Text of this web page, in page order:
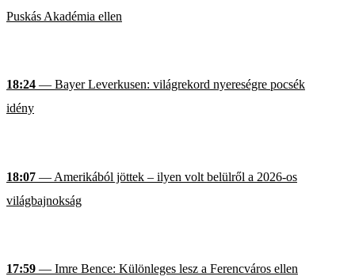
Puskás Akadémia ellen
18:24 — Bayer Leverkusen: világrekord nyereségre pocsék
idény
18:07 — Amerikából jöttek – ilyen volt belülről a 2026-os
világbajnokság
17:59 — Imre Bence: Különleges lesz a Ferencváros ellen